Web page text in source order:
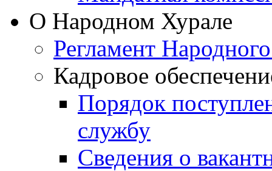
О Народном Хурале
Регламент
Кадровое
Порядок
службу
Сведения о